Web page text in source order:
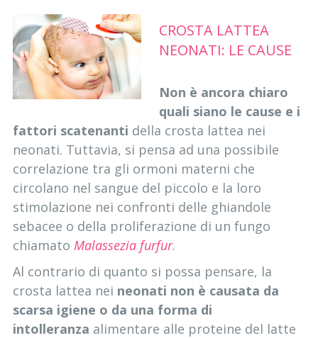
CROSTA LATTEA
NEONATI: LE CAUSE
Non è ancora chiaro
quali siano le cause e i
fattori scatenanti della crosta lattea nei
neonati. Tuttavia, si pensa ad una possibile
correlazione tra gli ormoni materni che
circolano nel sangue del piccolo e la loro
stimolazione nei confronti delle ghiandole
sebacee o della proliferazione di un fungo
chiamato Malassezia furfur.
Al contrario di quanto si possa pensare, la
crosta lattea nei neonati non è causata da
scarsa igiene o da una forma di
intolleranza alimentare alle proteine del latte